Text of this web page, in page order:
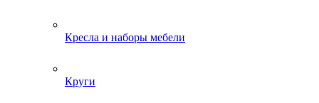
Кресла и наборы мебели
Круги